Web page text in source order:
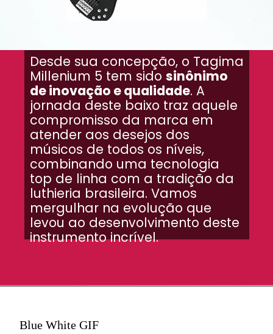
Desde sua concepção, o Tagima
Millenium 5 tem sido sinônimo
de inovação e qualidade. A
jornada deste baixo traz aquele
compromisso da marca em
atender aos desejos dos
músicos de todos os níveis,
combinando uma tecnologia
top de linha com a tradição da
luthieria brasileira. Vamos
mergulhar na evolução que
levou ao desenvolvimento deste
instrumento incrível.
Blue White GIF